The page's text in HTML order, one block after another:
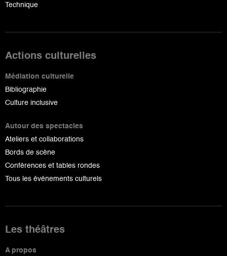
Technique
Actions culturelles
Médiation culturelle
Bibliographie
Culture inclusive
Autour des spectacles
Ateliers et collaborations
Bords de scène
Conférences et tables rondes
Tous les événements culturels
Les théâtres
A propos